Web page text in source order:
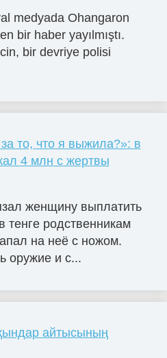
medyada Ohangaron
bir haber yayılmıştı.
bir devriye polisi
то, что я выжила?»: в
4 млн с жертвы
женщину выплатить
родственникам
на неё с ножом.
оружие и с...
айтысының